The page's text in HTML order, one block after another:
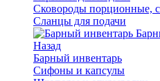
Сковороды порционные,
Сланцы для подачи
Назад
Барный инвентарь
Сифоны и капсулы